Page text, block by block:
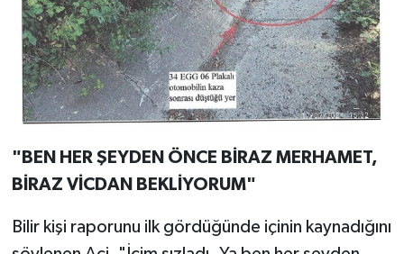
"BEN HER ŞEYDEN ÖNCE BİRAZ MERHAMET,
BİRAZ VİCDAN BEKLİYORUM"
Bilir kişi raporunu ilk gördüğünde içinin kaynadığını